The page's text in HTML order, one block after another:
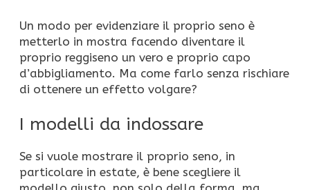
Un modo per evidenziare il proprio seno è
metterlo in mostra facendo diventare il
proprio reggiseno un vero e proprio capo
d’abbigliamento. Ma come farlo senza rischiare
di ottenere un effetto volgare?
I modelli da indossare
Se si vuole mostrare il proprio seno, in
particolare in estate, è bene scegliere il